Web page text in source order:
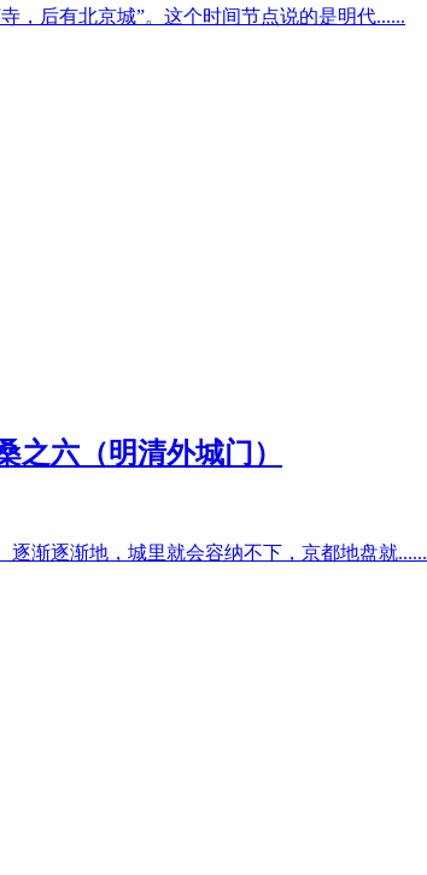
，后有北京城”。这个时间节点说的是明代......
之六（明清外城门）
逐渐逐渐地，城里就会容纳不下，京都地盘就......